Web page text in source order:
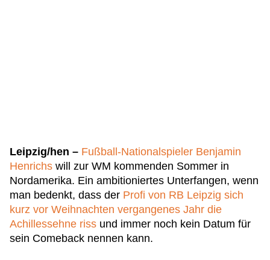
Leipzig/hen – Fußball-Nationalspieler Benjamin
Henrichs will zur WM kommenden Sommer in
Nordamerika. Ein ambitioniertes Unterfangen, wenn
man bedenkt, dass der Profi von RB Leipzig sich
kurz vor Weihnachten vergangenes Jahr die
Achillessehne riss und immer noch kein Datum für
sein Comeback nennen kann.